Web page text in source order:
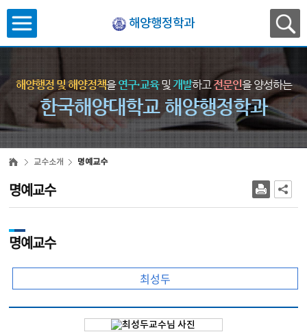
해양행정학과
해양행정 및 해양정책을연구·교육및개발하고전문인을 양성하는
한국해양대학교 해양행정학과
교수소개 명예교수
명예교수
명예교수
최성두